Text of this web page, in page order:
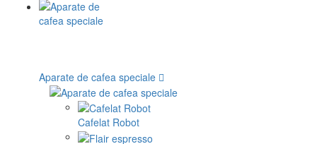
Aparate de cafea speciale
Cafelat Robot